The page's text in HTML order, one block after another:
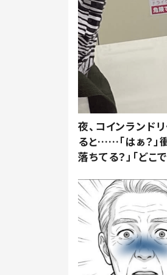
夜、コインランド
ると……「はぁ？」
落ちてる？」「どこ